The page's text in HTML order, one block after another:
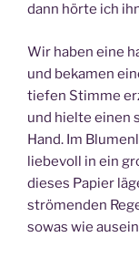
dann hörte ich
Wir haben eine
und bekamen
tiefen Stimme
und hielte einen
Hand. Im
liebevoll in ein
dieses Papier
strömenden
sowas wie